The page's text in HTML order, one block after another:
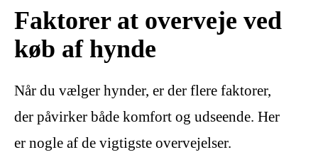
Faktorer at overveje ved
køb af hynde
Når du vælger hynder, er der flere faktorer,
der påvirker både komfort og udseende. Her
er nogle af de vigtigste overvejelser.